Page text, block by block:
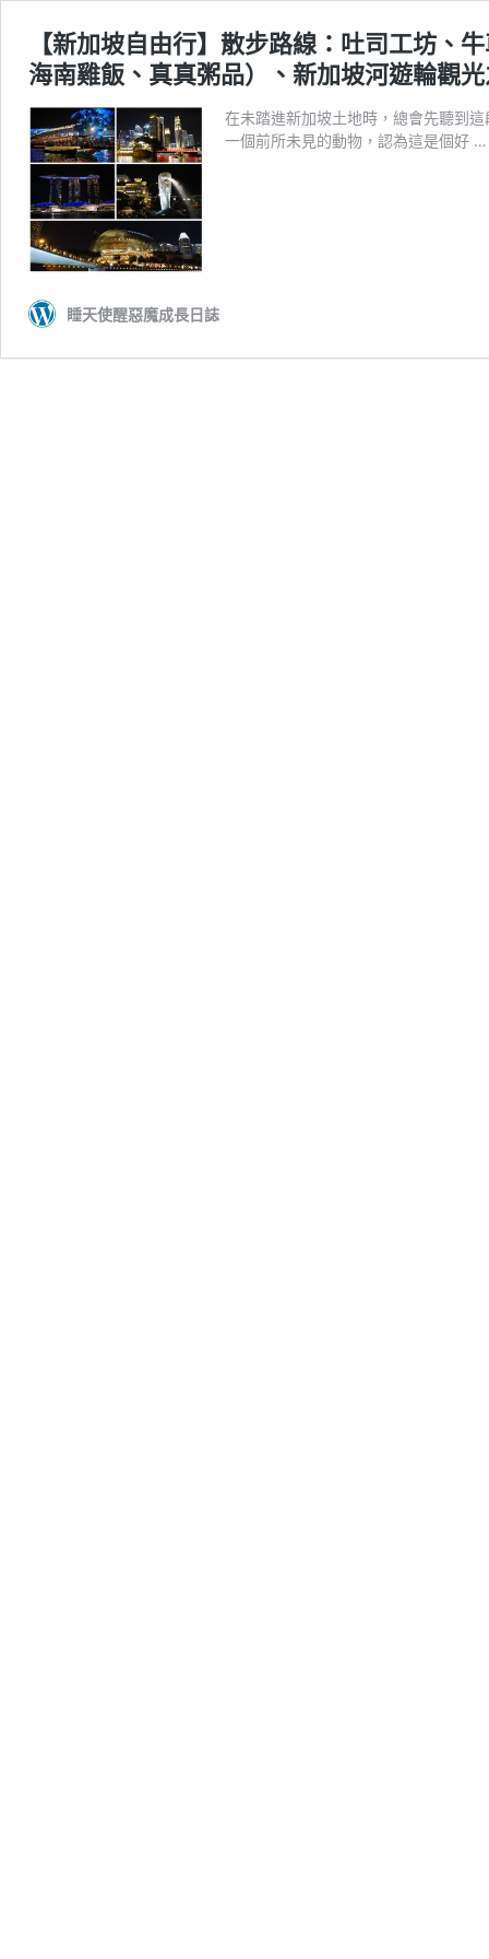
【新加坡自由行】散步路線：吐司工坊、
海南雞飯、真真粥品）、新加坡河遊輪觀
在未踏進新加坡土地時，總會先聽到
一個前所未見的動物，認為這是個好
睡天使醒惡魔成長日誌